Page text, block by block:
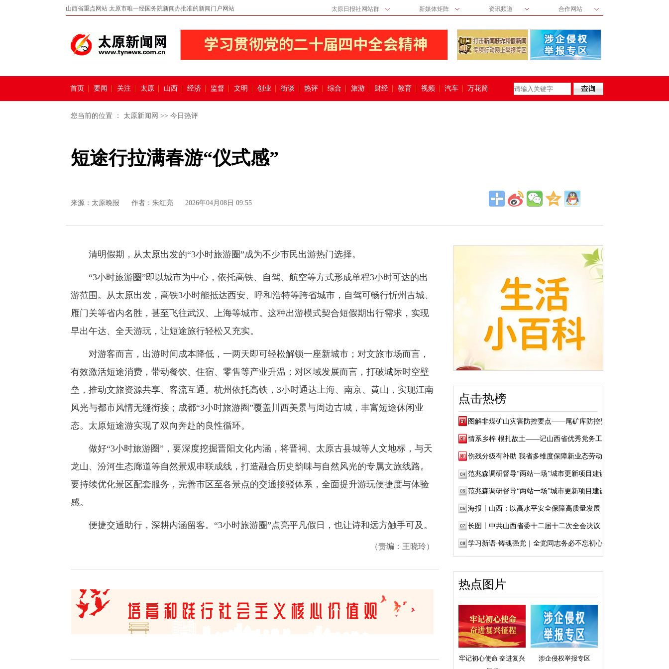
山西省重点网站 太原市唯一经国务院新闻办批准的新闻门户网站 太原日报社网站群 新媒体矩阵 资讯频道 合作网站
首页 要闻 关注 太原 山西 经济 监督 文明 创业 街谈 热评 综合 旅游 财经 教育 视频 汽车 万花筒
您当前的位置 ： 太原新闻网 >> 今日热评
短途行拉满春游“仪式感”
来源： 太原晚报 作者：朱红亮 2026年04月08日 09:55
清明假期，从太原出发的“3小时旅游圈”成为不少市民出游热门选择。
“3小时旅游圈”即以城市为中心，依托高铁、自驾、航空等方式形成单程3小时可达的出
游范围。从太原出发，高铁3小时能抵达西安、呼和浩特等跨省城市，自驾可畅行忻州古城、
雁门关等省内名胜，甚至飞往武汉、上海等城市。这种出游模式契合短假期出行需求，实现
早出午达、全天游玩，让短途旅行轻松又充实。
对游客而言，出游时间成本降低，一两天即可轻松解锁一座新城市；对文旅市场而言，
有效激活短途消费，带动餐饮、住宿、零售等产业升温；对区域发展而言，打破城际时空壁
垒，推动文旅资源共享、客流互通。杭州依托高铁，3小时通达上海、南京、黄山，实现江南
风光与都市风情无缝衔接；成都“3小时旅游圈”覆盖川西美景与周边古城，丰富短途休闲业
态。太原短途游实现了双向奔赴的良性循环。
做好“3小时旅游圈”，要深度挖掘晋阳文化内涵，将晋祠、太原古县城等人文地标，与天
龙山、汾河生态廊道等自然景观串联成线，打造融合历史韵味与自然风光的专属文旅线路。
要持续优化景区配套服务，完善市区至各景点的交通接驳体系，全面提升游玩便捷度与体验
感。
便捷交通助行，深耕内涵留客。“3小时旅游圈”点亮平凡假日，也让诗和远方触手可及。
（责编：王晓玲）
点击热榜
图解非煤矿山灾害防控要点——尾矿库防控要点
情系乡梓 根扎故土——记山西省优秀党务工作...
伤残分级有补助 我省多维度保障新业态劳动者...
范兆森调研督导“两站一场”城市更新项目建设
范兆森调研督导“两站一场”城市更新项目建设
海报丨山西：以高水平安全保障高质量发展
长图丨中共山西省委十二届十二次全会决议
学习新语·铸魂强党｜全党同志务必不忘初心、...
热点图片
牢记初心使命 奋进复兴
涉企侵权举报专区